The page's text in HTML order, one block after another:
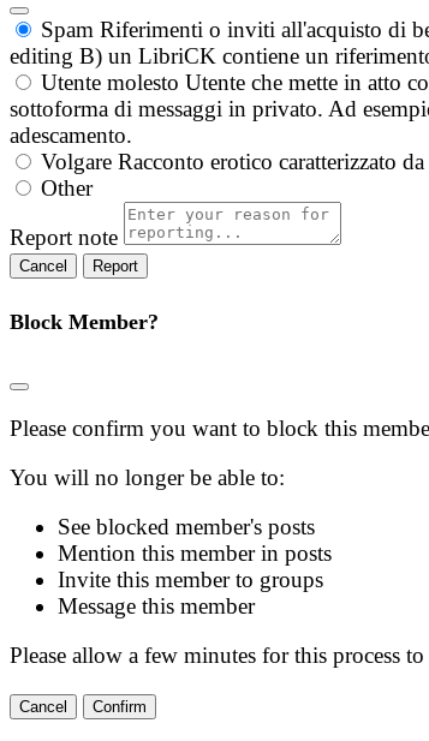
Spam Riferimenti o inviti all'acquisto di
editing B) un LibriCK contiene un
Utente molesto Utente che mette in atto
sottoforma di messaggi in privato. Ad
adescamento.
Volgare Racconto erotico caratterizzato
Other
Report note
Report
Block Member?
Please confirm you want to block this
You will no longer be able to:
See blocked member's posts
Mention this member in posts
Invite this member to groups
Message this member
Please allow a few minutes for this process
Confirm